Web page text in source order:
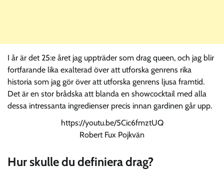
I år är det 25:e året jag uppträder som drag queen, och jag blir
fortfarande lika exalterad över att utforska genrens rika
historia som jag gör över att utforska genrens ljusa framtid.
Det är en stor brådska att blanda en showcocktail med alla
dessa intressanta ingredienser precis innan gardinen går upp.
https://youtu.be/5Cic6fmztUQ
Robert Fux Pojkvän
Hur skulle du definiera drag?